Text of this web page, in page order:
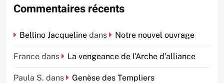
Commentaires récents
Bellino Jacqueline dans Notre nouvel ouvrage
France dans La vengeance de l’Arche d’alliance
Paula S. dans Genèse des Templiers